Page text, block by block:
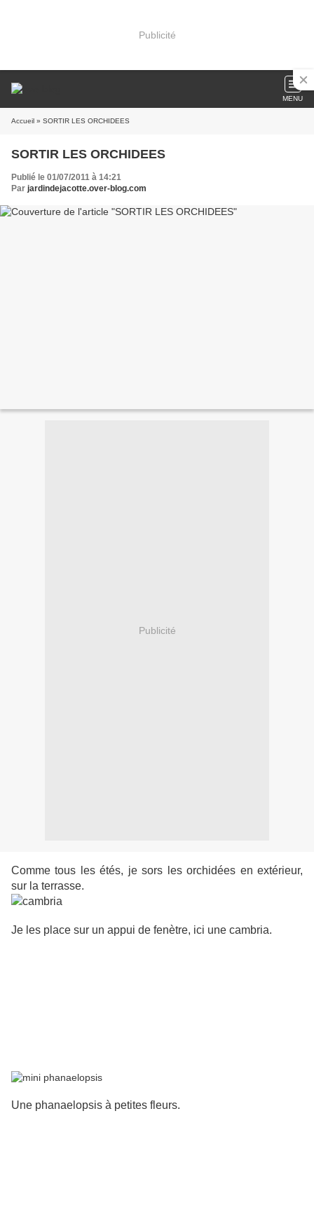
Publicité
MENU
Accueil » SORTIR LES ORCHIDEES
SORTIR LES ORCHIDEES
Publié le 01/07/2011 à 14:21
Par jardindejacotte.over-blog.com
Publicité
Comme tous les étés, je sors les orchidées en extérieur,
sur la terrasse.
Je les place sur un appui de fenètre, ici une cambria.
Une phanaelopsis à petites fleurs.